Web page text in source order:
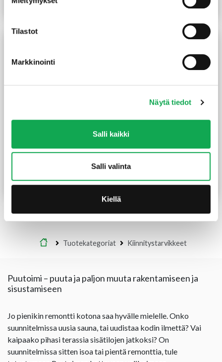
Tilastot
Markkinointi
Näytä tiedot
Salli kaikki
Salli valinta
Kiellä
ruostumaton A2 kirkas
Lue lisää
Wubau ruostumaton
14,50
Lue lisää
Etusivu
Tuotekategoriat Kiinnitystarvikkeet
Puutoimi – puuta ja paljon muuta rakentamiseen ja
sisustamiseen
Jo pienikin remontti kotona saa hyvälle mielelle. Onko
suunnitelmissa uusia sauna, tai uudistaa kodin ilmettä? Vai
kaipaako pihasi terassia sisätilojen jatkoksi? On
suunnitelmissa sitten isoa tai pientä remonttia, tule